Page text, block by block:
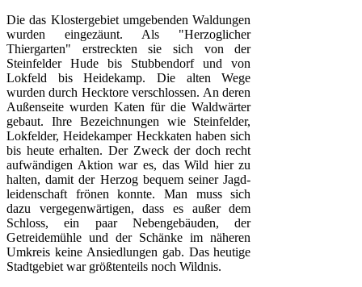
Die das Klostergebiet umgebenden Wal­dungen
wurdeneingezäunt. Als "Herzog­licher
Thiergar­ten" erstreckten sie sich von der
Steinfelder Hude bis Stubbendorf und von
Lokfeld bis Heidekamp. Die alten Wege
wurden durch Hecktore verschlos­sen. An deren
Außenseite wurden Katen für die Waldwär­ter
gebaut. Ihre Bezeichnungen wie Steinfelder,
Lokfelder, Heidekamper Heckkaten haben sich
bis heute erhalten. Der Zweck der doch recht
aufwändigen Aktion war es, das Wild hier zu
halten, damit der Herzog bequem seiner Jagd­
leidenschaft frönen konnte. Man muss sich
dazu vergegenwärtigen, dass es außer dem
Schloss, ein paar Nebengebäuden, der
Getreidemühle und der Schänke im näheren
Um­kreis keine Ansiedlungen gab. Das heutige
Stadtgebiet war größtenteils noch Wildnis.